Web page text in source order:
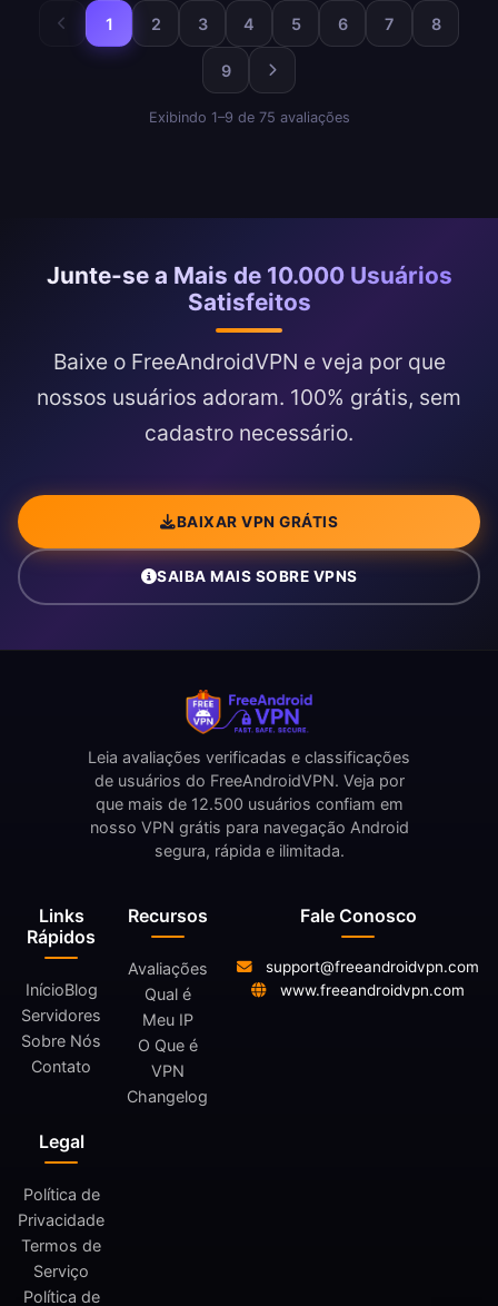
1 2 3 4 5 6 7 8
9
Exibindo 1–9 de 75 avaliações
Junte-se a Mais de 10.000 Usuários
Satisfeitos
Baixe o FreeAndroidVPN e veja por que
nossos usuários adoram. 100% grátis, sem
cadastro necessário.
BAIXAR VPN GRÁTIS
SAIBA MAIS SOBRE VPNS
Links
Rápidos
InícioBlog
Servidores
Sobre Nós
Contato
Recursos
Avaliações
Qual é
Meu IP
O Que é
VPN
Changelog
Legal
Política de
Privacidade
Termos de
Serviço
Política de
Leia avaliações verificadas e classificações
de usuários do FreeAndroidVPN. Veja por
que mais de 12.500 usuários confiam em
nosso VPN grátis para navegação Android
segura, rápida e ilimitada.
Fale Conosco
support@freeandroidvpn.com
www.freeandroidvpn.com